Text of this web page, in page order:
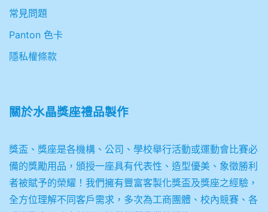
常見問題
Panton 色卡
隱私權條款
關於水晶獎座禮品製作
獎盃、獎座是各機構、公司、學校舉行活動或運動會比賽必
備的獎勵用品，頒授一座具有代表性、造型優美、象徵勝利
者被賦予的榮耀！我們擁有豐富客製化獎盃及獎座之經驗，
全方位理解不同客戶需求，多次為工商團體、校內競賽、各